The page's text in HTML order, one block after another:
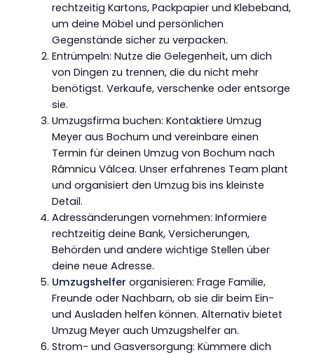
rechtzeitig Kartons, Packpapier und Klebeband,
um deine Möbel und persönlichen
Gegenstände sicher zu verpacken.
Entrümpeln: Nutze die Gelegenheit, um dich
von Dingen zu trennen, die du nicht mehr
benötigst. Verkaufe, verschenke oder entsorge
sie.
Umzugsfirma buchen: Kontaktiere Umzug
Meyer aus Bochum und vereinbare einen
Termin für deinen Umzug von Bochum nach
Râmnicu Vâlcea. Unser erfahrenes Team plant
und organisiert den Umzug bis ins kleinste
Detail.
Adressänderungen vornehmen: Informiere
rechtzeitig deine Bank, Versicherungen,
Behörden und andere wichtige Stellen über
deine neue Adresse.
Umzugshelfer organisieren: Frage Familie,
Freunde oder Nachbarn, ob sie dir beim Ein-
und Ausladen helfen können. Alternativ bietet
Umzug Meyer auch Umzugshelfer an.
Strom- und Gasversorgung: Kümmere dich